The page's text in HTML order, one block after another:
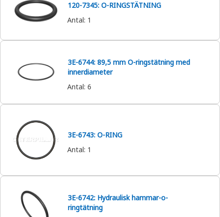
120-7345: O-RINGSTÄTNING
Antal: 1
3E-6744: 89,5 mm O-ringstätning med
innerdiameter
Antal: 6
3E-6743: O-RING
Antal: 1
3E-6742: Hydraulisk hammar-o-
ringtätning